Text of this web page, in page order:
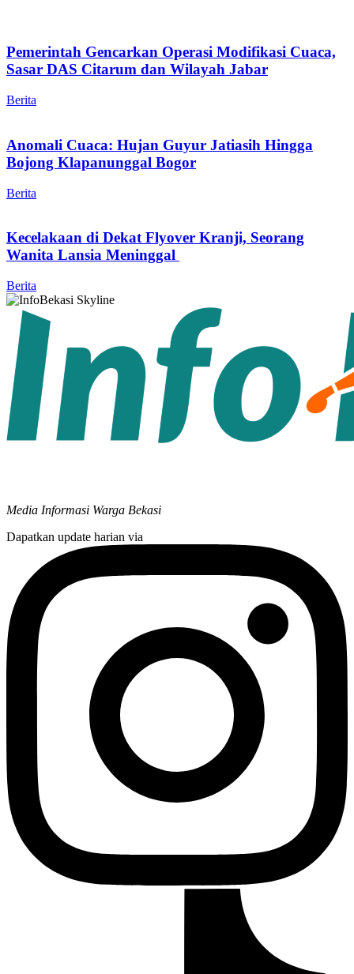
Pemerintah Gencarkan Operasi Modifikasi Cuaca,
Sasar DAS Citarum dan Wilayah Jabar
Berita
Anomali Cuaca: Hujan Guyur Jatiasih Hingga
Bojong Klapanunggal Bogor
Berita
Kecelakaan di Dekat Flyover Kranji, Seorang
Wanita Lansia Meninggal
Berita
Media Informasi Warga Bekasi
Dapatkan update harian via